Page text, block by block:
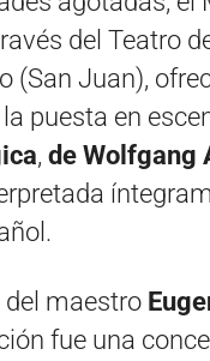
del Teatro
(San Juan),
puesta en
, de Wolfgang
del maestro
fue una